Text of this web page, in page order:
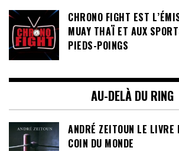
CHRONO FIGHT EST
MUAY THAÏ ET AUX
PIEDS-POINGS
AU-DELÀ DU RING
ANDRÉ ZEITOUN LE LIVRE
COIN DU MONDE